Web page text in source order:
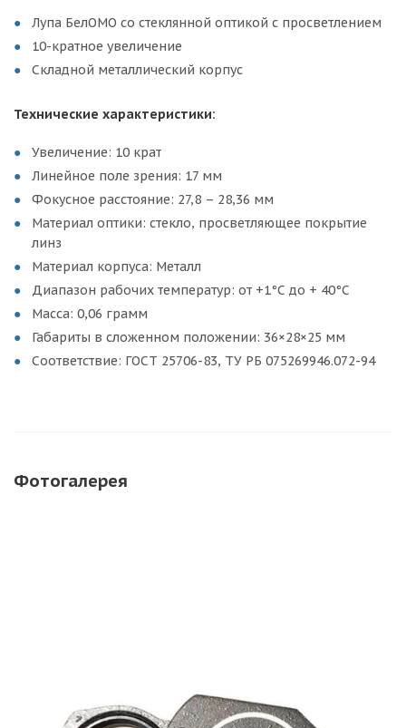
Лупа БелОМО со стеклянной оптикой с просветлением
10-кратное увеличение
Складной металлический корпус
Технические характеристики:
Увеличение: 10 крат
Линейное поле зрения: 17 мм
Фокусное расстояние: 27,8 – 28,36 мм
Материал оптики: стекло, просветляющее покрытие
линз
Материал корпуса: Металл
Диапазон рабочих температур: от +1°С до + 40°С
Масса: 0,06 грамм
Габариты в сложенном положении: 36×28×25 мм
Соответствие: ГОСТ 25706-83, ТУ РБ 075269946.072-94
Фотогалерея